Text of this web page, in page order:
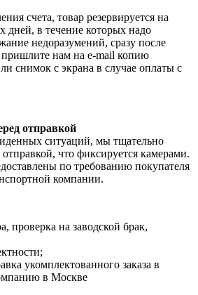
счета, товар резервируется на
дней, в течение которых надо
недоразумений, сразу после
нам на e-mail копию
снимок с экрана в случае оплаты с
отправкой
ситуаций, мы тщательно
что фиксируется камерами.
по требованию покупателя
компании.
проверка на заводской брак,
укомплектованного заказа в
в Москве